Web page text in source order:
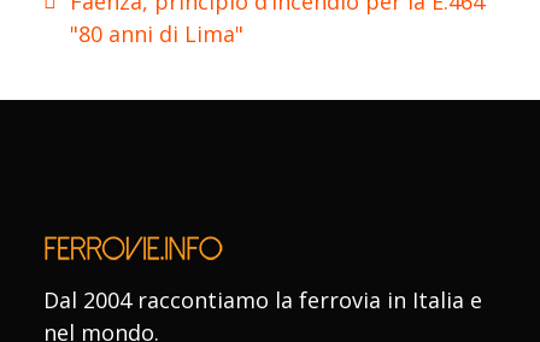
"80 anni di Lima"
Dal 2004 raccontiamo la ferrovia in Italia e
nel mondo.